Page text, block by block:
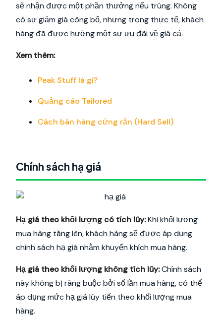
sẽ nhận được một phần thưởng nếu trúng. Không
có sự giảm giá công bố, nhưng trong thực tế, khách
hàng đã được hưởng một sự ưu đãi về giá cả.
Xem thêm:
Peak Stuff là gì?
Quảng cáo Tailored
Cách bán hàng cứng rắn (Hard Sell)
Chính sách hạ giá
Hạ giá theo khối lượng có tích lũy:Khi khối lượng
mua hàng tăng lên, khách hàng sẽ được áp dụng
chính sách hạ giá nhằm khuyến khích mua hàng.
Hạ giá theo khối lượng không tích lũy:Chính sách
này không bị ràng buộc bởi số lần mua hàng, có thể
áp dụng mức hạ giá lũy tiến theo khối lượng mua
hàng.